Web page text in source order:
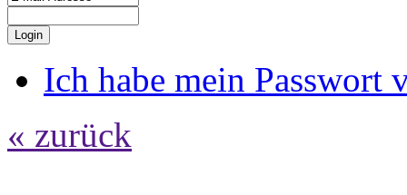
Ich habe mein Passwort
« zurück